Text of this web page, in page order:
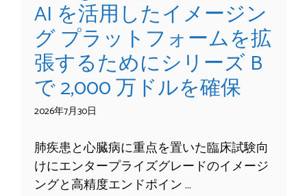
AI を活用したイメージン
グ プラットフォームを拡
張するためにシリーズ B
で 2,000 万ドルを確保
2026年7月30日
肺疾患と心臓病に重点を置いた臨床試験向
けにエンタープライズグレードのイメージ
ングと高精度エンドポイン …